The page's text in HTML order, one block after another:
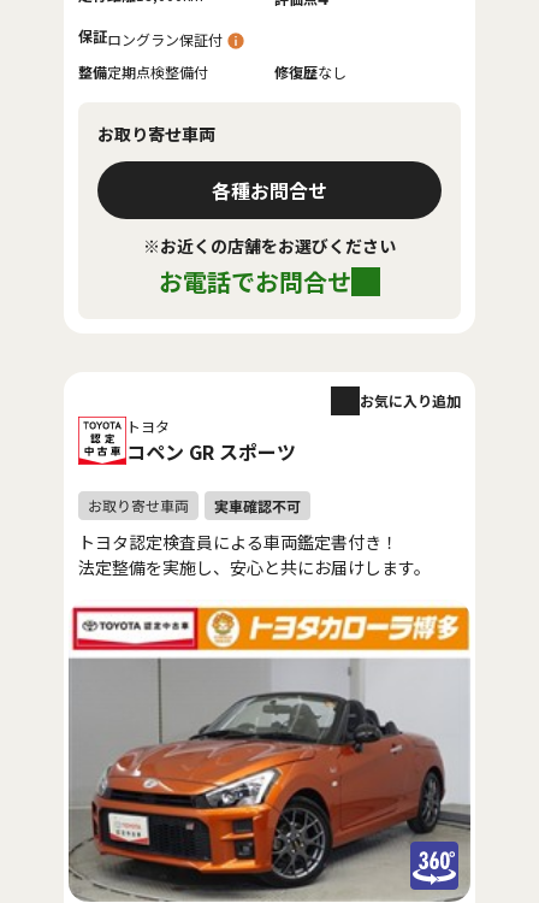
保証ロングラン保証付
整備定期点検整備付 修復歴なし
お取り寄せ車両
各種お問合せ
※お近くの店舗をお選びください
お電話でお問合せ
トヨタ
コペン GR スポーツ
お気に入り追加
トヨタ認定検査員による車両鑑定書付き！
法定整備を実施し、安心と共にお届けします。